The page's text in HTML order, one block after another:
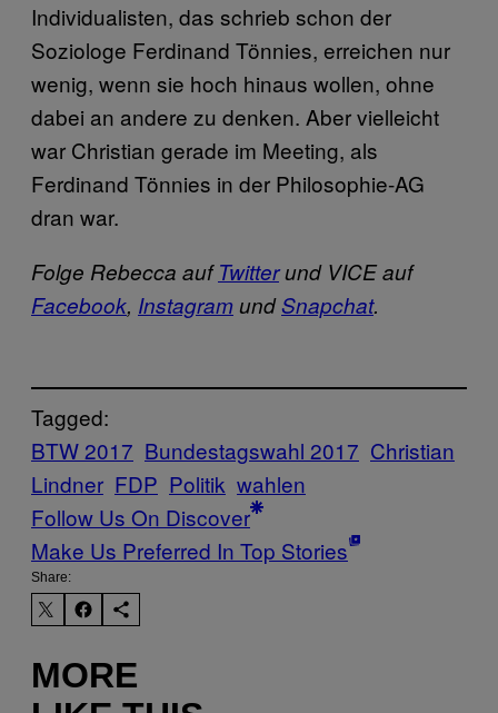
Individualisten, das schrieb schon der
Soziologe Ferdinand Tönnies, erreichen nur
wenig, wenn sie hoch hinaus wollen, ohne
dabei an andere zu denken. Aber vielleicht
war Christian gerade im Meeting, als
Ferdinand Tönnies in der Philosophie-AG
dran war.
Folge Rebecca aufTwitterund VICE auf
Facebook, InstagramundSnapchat.
Tagged:
BTW 2017 Bundestagswahl 2017 Christian
Lindner FDP Politik wahlen
Follow Us On Discover
Make Us Preferred In Top Stories
Share:
MORE